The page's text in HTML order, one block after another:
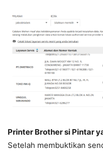
Printer Brother si Pintar
Setelah membuktikan